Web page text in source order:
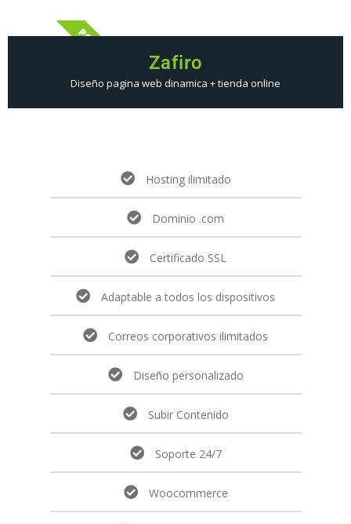
POPULAR Zafiro
Diseño pagina web dinamica + tienda online
Hosting ilimitado
Dominio .com
Certificado SSL
Adaptable a todos los dispositivos
Correos corporativos ilimitados
Diseño personalizado
Subir Contenido
Soporte 24/7
Woocommerce